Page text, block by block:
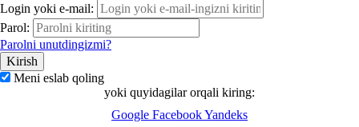
Login yoki e-mail:
Parol:
Parolni unutdingizmi?
Meni eslab qoling
yoki quyidagilar orqali kiring:
Google FacebookYandeks